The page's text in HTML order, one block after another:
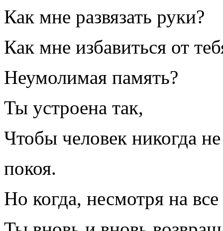
Как мне развязать руки?
Как мне избавиться от
Неумолимая память?
Ты устроена так,
Чтобы человек никогда
покоя.
Но когда, несмотря на